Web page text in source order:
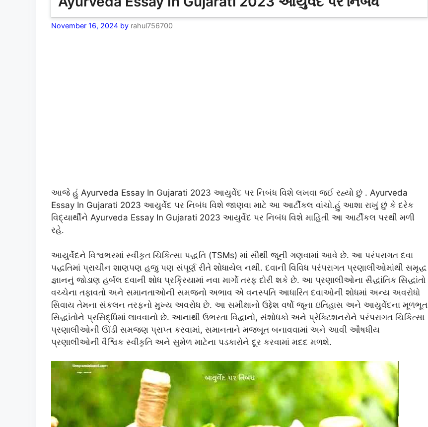
November 16, 2024 by rahul756700
આજે હું Ayurveda Essay In Gujarati 2023 આયુર્વેદ પર નિબંધ વિશે લખવા જઈ રહ્યો છું . Ayurveda
Essay In Gujarati 2023 આયુર્વેદ પર નિબંધ વિશે જાણવા માટે આ આર્ટીકલ વાંચો.હું આશા રાખું છું કે દરેક
વિદ્યાર્થીને Ayurveda Essay In Gujarati 2023 આયુર્વેદ પર નિબંધ વિશે માહિતી આ આર્ટીકલ પરથી મળી
રહે.
આયુર્વેદને વિશ્વભરમાં સ્વીકૃત ચિકિત્સા પદ્ધતિ (TSMs) માં સૌથી જૂની ગણવામાં આવે છે. આ પરંપરાગત દવા
પદ્ધતિમાં પ્રાચીન શાણપણ હજુ પણ સંપૂર્ણ રીતે શોધાયેલ નથી. દવાની વિવિધ પરંપરાગત પ્રણાલીઓમાંથી સમૃદ્ધ
જ્ઞાનનું જોડાણ હર્બલ દવાની શોધ પ્રક્રિયામાં નવા માર્ગો તરફ દોરી શકે છે. આ પ્રણાલીઓના સૈદ્ધાંતિક સિદ્ધાંતો
વચ્ચેના તફાવતો અને સમાનતાઓની સમજનો અભાવ એ વનસ્પતિ આધારિત દવાઓની શોધમાં અન્ય અવરોધો
સિવાય તેમના સંકલન તરફનો મુખ્ય અવરોધ છે. આ સમીક્ષાનો ઉદ્દેશ વર્ષો જૂના ઇતિહાસ અને આયુર્વેદના મૂળભૂત
સિદ્ધાંતોને પ્રસિદ્ધિમાં લાવવાનો છે. આનાથી ઉભરતા વિદ્વાનો, સંશોધકો અને પ્રેક્ટિશનરોને પરંપરાગત ચિકિત્સા
પ્રણાલીઓની ઊંડી સમજણ પ્રાપ્ત કરવામાં, સમાનતાને મજબૂત બનાવવામાં અને આવી ઔષધીય
પ્રણાલીઓની વૈશ્વિક સ્વીકૃતિ અને સુમેળ માટેના પડકારોને દૂર કરવામાં મદદ મળશે.